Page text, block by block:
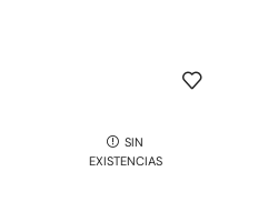
SIN
EXISTENCIAS